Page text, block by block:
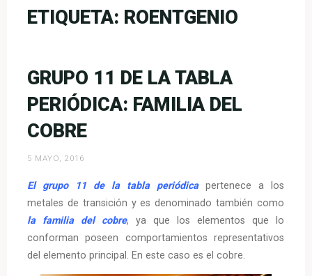
ETIQUETA: ROENTGENIO
GRUPO 11 DE LA TABLA
PERIÓDICA: FAMILIA DEL
COBRE
5 MAYO, 2016
El grupo 11 de la tabla periódica pertenece a los
metales de transición y es denominado también como
la familia del cobre, ya que los elementos que lo
conforman poseen comportamientos representativos
del elemento principal. En este caso es el cobre.